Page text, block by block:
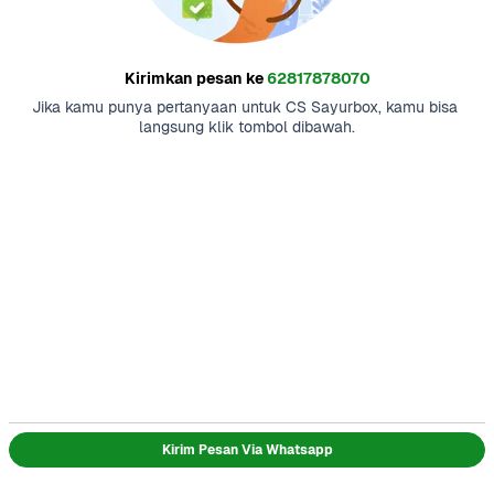
Kirimkan pesan ke62817878070
Jika kamu punya pertanyaan untuk CS Sayurbox, kamu bisa
langsung klik tombol dibawah.
Kirim Pesan Via Whatsapp